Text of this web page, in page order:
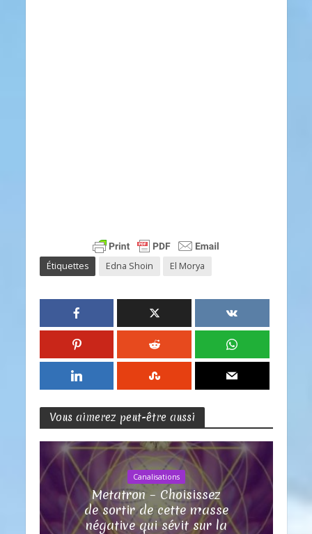
Étiquettes Edna Shoin El Morya
Vous aimerez peut-être aussi
Canalisations
Metatron – Choisissez
de sortir de cette masse
négative qui sévit sur la